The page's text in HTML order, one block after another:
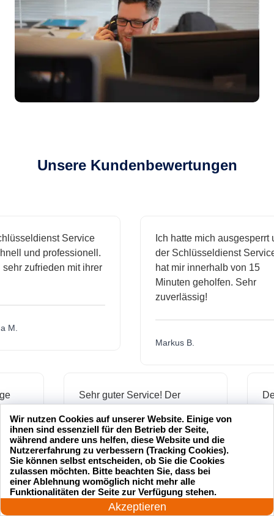
Unsere Kundenbewertungen
Service
und professionell.
zufrieden mit ihrer
Ich hatte mich ausgesperrt und
der Schlüsseldienst Service
hat mir innerhalb von 15
Minuten geholfen. Sehr
zuverlässig!
Markus B.
mich
Sehr guter Service! Der
und hat mir schnell geholfen,
als ich meine Schlüssel
verloren hatte.
Jonas M.
24 Stunden am Tag
Akzeptieren
Wir nutzen Cookies auf unserer Website. Einige von
ihnen sind essenziell für den Betrieb der Seite,
während andere uns helfen, diese Website und die
Nutzererfahrung zu verbessern (Tracking Cookies).
Sie können selbst entscheiden, ob Sie die Cookies
zulassen möchten. Bitte beachten Sie, dass bei
einer Ablehnung womöglich nicht mehr alle
Funktionalitäten der Seite zur Verfügung stehen.